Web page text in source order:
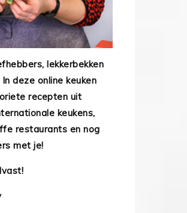
lekkerbekken
deze online keuken
recepten uit
keukens,
restaurants en nog
met je!